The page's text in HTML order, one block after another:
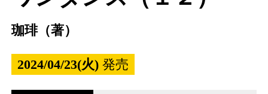
珈琲（著）
2024/04/23(火)発売